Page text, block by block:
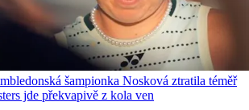
šampionka Nosková ztratila téměř
jde překvapivě z kola ven